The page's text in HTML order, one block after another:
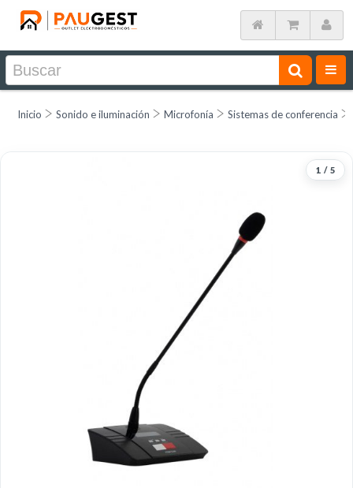
Inicio Sonido e iluminación Microfonía Sistemas de conferencia
1 / 5